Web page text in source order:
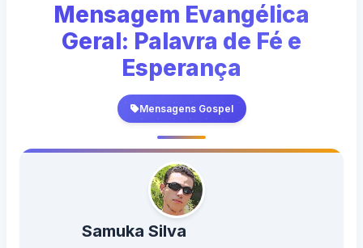
Mensagem Evangélica
Geral: Palavra de Fé e
Esperança
Mensagens Gospel
Samuka Silva